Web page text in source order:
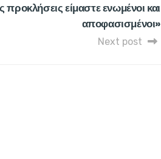
προκλήσεις είμαστε ενωμένοι και
αποφασισμένοι»
Next post